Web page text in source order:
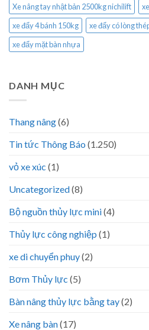
Xe nâng tay nhật bản 2500kg nichilift
xe đẩy 4 bánh 150kg
xe đẩy có lòng
xe đẩy mặt bàn nhựa
DANH MỤC
Thang nâng(6)
Tin tức Thông Báo (1.250)
vỏ xe xúc (1)
Uncategorized(8)
Bộ nguồn thủy lực mini(4)
Thủy lực công nghiệp (1)
xe di chuyển phuy(2)
Bơm Thủy lực (5)
Bàn nâng thủy lực bằng tay(2)
Xe nâng bàn(17)